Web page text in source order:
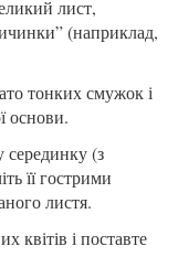
лист,
(наприклад,
тонких смужок і
основи.
серединку (з
її гострими
листя.
квітів і поставте